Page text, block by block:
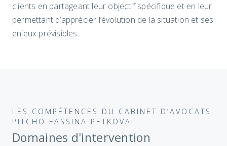
clients en partageant leur objectif spécifique et en leur
permettant d’apprécier l’évolution de la situation et ses
enjeux prévisibles.
LES COMPÉTENCES DU CABINET D’AVOCATS
PITCHO FASSINA PETKOVA
Domaines d'intervention